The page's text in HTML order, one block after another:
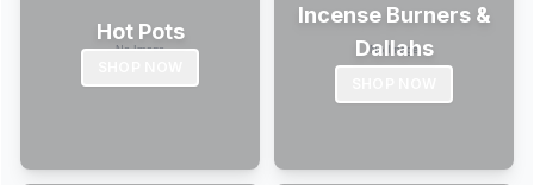
Hot Pots
Incense Burners &
Dallahs